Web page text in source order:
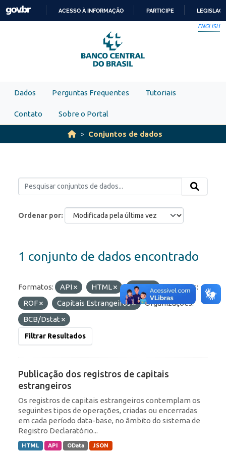
Skip to main content
PARA
O
CONTEÚDO
ACESSO À INFORMAÇÃO PARTICIPE
ENGLISH
Dados Perguntas Frequentes Tutoriais
Contato Sobre o Portal
Conjuntos de dados
Ordenar por
1 conjunto de dados encontrado
Formatos: API HTML JSON
Etiquetas:
ROF
Capitais Estrangeiros
Organizações:
BCB/Dstat
Filtrar Resultados
Publicação dos registros de capitais
estrangeiros
Os registros de capitais estrangeiros contemplam os
seguintes tipos de operações, criadas ou encerradas
em cada período data-base, no âmbito do sistema de
Registro Declaratório...
HTML API OData JSON